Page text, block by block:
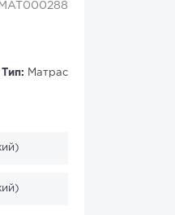
Тип: Матрас